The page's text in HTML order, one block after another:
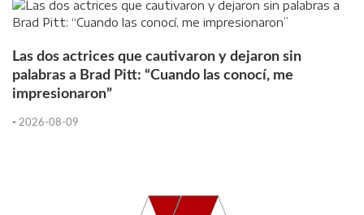
Las dos actrices que cautivaron y dejaron sin
palabras a Brad Pitt: “Cuando las conocí, me
impresionaron”
- 2026-08-09